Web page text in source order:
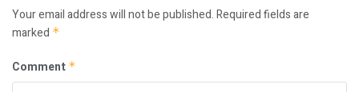
Your email address will not be published.Required fields are
marked *
Comment *